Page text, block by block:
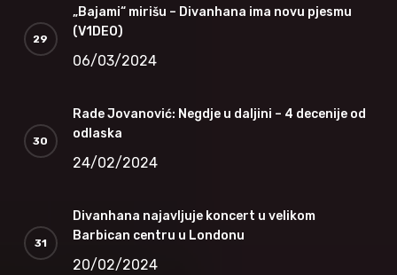
„Bajami“ mirišu – Divanhana ima novu pjesmu
(V1DEO)
06/03/2024
Rade Jovanović: Negdje u daljini – 4 decenije od
odlaska
24/02/2024
Divanhana najavljuje koncert u velikom
Barbican centru u Londonu
20/02/2024